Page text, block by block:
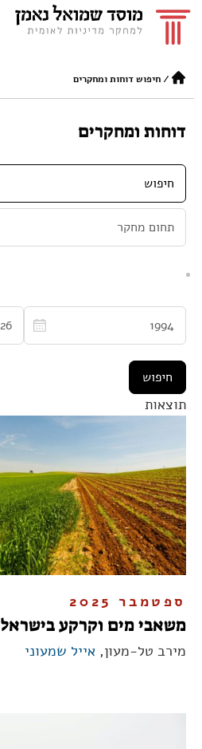
/חיפוש דוחות ומחקרים
דוחות ומחקרים
תוצאות
ספטמבר 2025
משאבי מים וקרקע בישראל 2050
מירב טל-מעון, אייל שמעוני